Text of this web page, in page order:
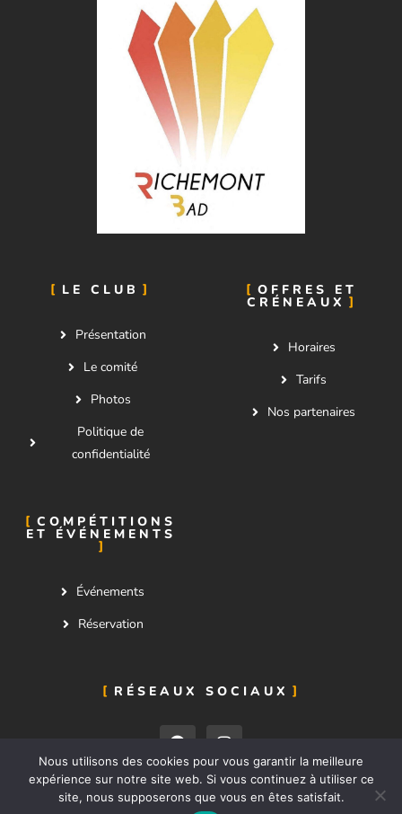
LE CLUB
Présentation
Le comité
Photos
Politique de
confidentialité
OFFRES ET
CRÉNEAUX
Horaires
Tarifs
Nos partenaires
COMPÉTITIONS
ET ÉVÉNEMENTS
Événements
Réservation
RÉSEAUX SOCIAUX
Nous contacter
Nous utilisons des cookies pour vous garantir la meilleure
expérience sur notre site web. Si vous continuez à utiliser ce
site, nous supposerons que vous en êtes satisfait.